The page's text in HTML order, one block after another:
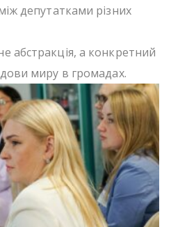
депутатками різних
абстракція, а конкретний
миру в громадах.